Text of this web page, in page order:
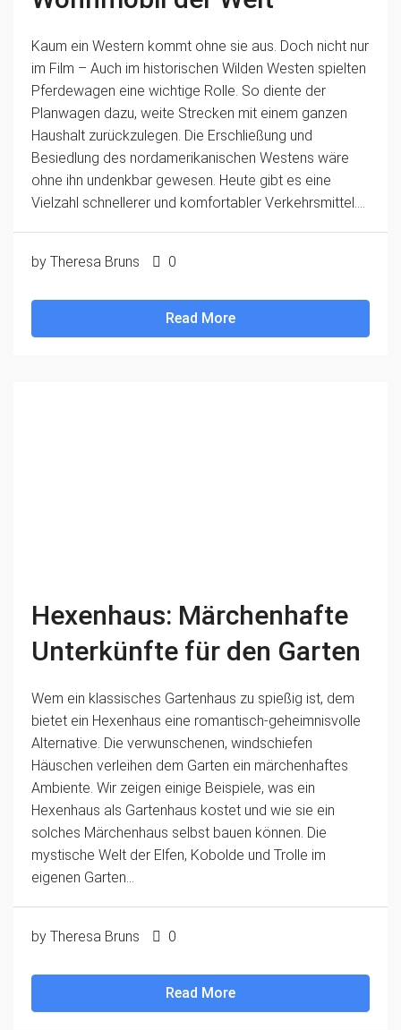
Kaum ein Western kommt ohne sie aus. Doch nicht nur
im Film – Auch im historischen Wilden Westen spielten
Pferdewagen eine wichtige Rolle. So diente der
Planwagen dazu, weite Strecken mit einem ganzen
Haushalt zurückzulegen. Die Erschließung und
Besiedlung des nordamerikanischen Westens wäre
ohne ihn undenkbar gewesen. Heute gibt es eine
Vielzahl schnellerer und komfortabler Verkehrsmittel....
by Theresa Bruns 0
Read More
Hexenhaus: Märchenhafte
Unterkünfte für den Garten
Wem ein klassisches Gartenhaus zu spießig ist, dem
bietet ein Hexenhaus eine romantisch-geheimnisvolle
Alternative. Die verwunschenen, windschiefen
Häuschen verleihen dem Garten ein märchenhaftes
Ambiente. Wir zeigen einige Beispiele, was ein
Hexenhaus als Gartenhaus kostet und wie sie ein
solches Märchenhaus selbst bauen können. Die
mystische Welt der Elfen, Kobolde und Trolle im
eigenen Garten...
by Theresa Bruns 0
Read More